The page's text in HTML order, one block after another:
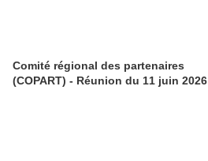
Comité régional des partenaires
(COPART) - Réunion du 11 juin 2026